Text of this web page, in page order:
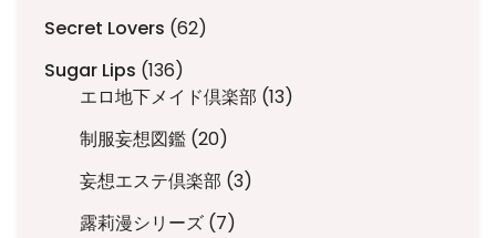
Secret Lovers 6262
商
品
Sugar Lips 136136
個
商
品
エロ地下メイド倶楽部 1313
制服妄想図鑑 2020
個
の
商
妄想エステ倶楽部 33
露莉漫シリーズ 77